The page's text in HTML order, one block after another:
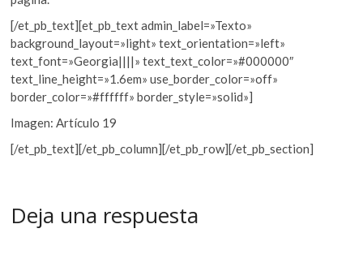
[/et_pb_text][et_pb_text admin_label=»Texto»
background_layout=»light» text_orientation=»left»
text_font=»Georgia||||» text_text_color=»#000000″
text_line_height=»1.6em» use_border_color=»off»
border_color=»#ffffff» border_style=»solid»]
Imagen: Artículo 19
[/et_pb_text][/et_pb_column][/et_pb_row][/et_pb_section]
Deja una respuesta